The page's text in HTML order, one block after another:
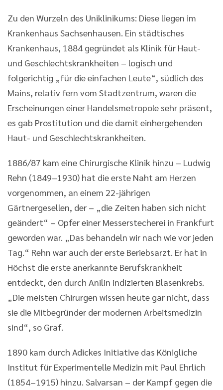
Zu den Wurzeln des Uniklinikums: Diese liegen im
Krankenhaus Sachsenhausen. Ein städtisches
Krankenhaus, 1884 gegründet als Klinik für Haut-
und Geschlechtskrankheiten – logisch und
folgerichtig „für die einfachen Leute“, südlich des
Mains, relativ fern vom Stadtzentrum, waren die
Erscheinungen einer Handelsmetropole sehr präsent,
es gab Prostitution und die damit einhergehenden
Haut- und Geschlechtskrankheiten.
1886/87 kam eine Chirurgische Klinik hinzu – Ludwig
Rehn (1849–1930) hat die erste Naht am Herzen
vorgenommen, an einem 22-jährigen
Gärtnergesellen, der – „die Zeiten haben sich nicht
geändert“ – Opfer einer Messerstecherei in Frankfurt
geworden war. „Das behandeln wir nach wie vor jeden
Tag.“ Rehn war auch der erste Beriebsarzt. Er hat in
Höchst die erste anerkannte Berufskrankheit
entdeckt, den durch Anilin indizierten Blasenkrebs.
„Die meisten Chirurgen wissen heute gar nicht, dass
sie die Mitbegründer der modernen Arbeitsmedizin
sind“, so Graf.
1890 kam durch Adickes Initiative das Königliche
Institut für Experimentelle Medizin mit Paul Ehrlich
(1854–1915) hinzu. Salvarsan – der Kampf gegen die